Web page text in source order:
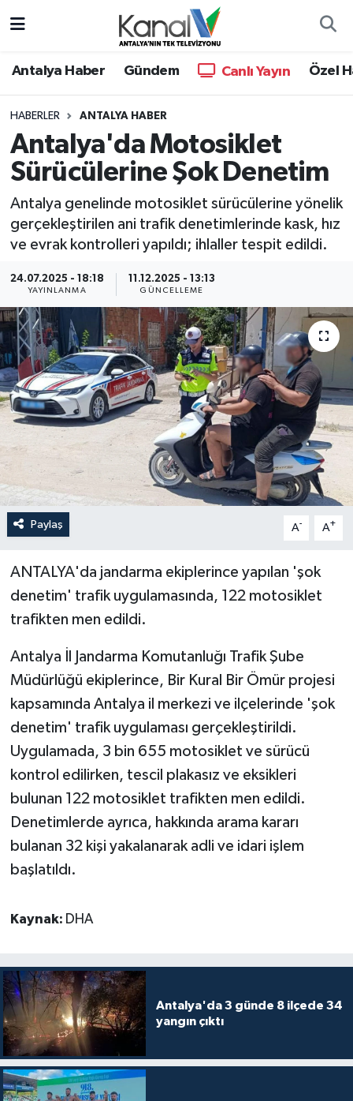
Antalya Haber Gündem Canlı Yayın Özel
HABERLER ANTALYA HABER
Antalya'da Motosiklet
Sürücülerine Şok Denetim
Antalya genelinde motosiklet sürücülerine yönelik
gerçekleştirilen ani trafik denetimlerinde kask, hız
ve evrak kontrolleri yapıldı; ihlaller tespit edildi.
24.07.2025 - 18:18
YAYINLANMA
11.12.2025 - 13:13
GÜNCELLEME
Paylaş A- A+
ANTALYA'da jandarma ekiplerince yapılan 'şok
denetim' trafik uygulamasında, 122 motosiklet
trafikten men edildi.
Antalya İl Jandarma Komutanluğı Trafik Şube
Müdürlüğü ekiplerince, Bir Kural Bir Ömür projesi
kapsamında Antalya il merkezi ve ilçelerinde 'şok
denetim' trafik uygulaması gerçekleştirildi.
Uygulamada, 3 bin 655 motosiklet ve sürücü
kontrol edilirken, tescil plakasız ve eksikleri
bulunan 122 motosiklet trafikten men edildi.
Denetimlerde ayrıca, hakkında arama kararı
bulanan 32 kişi yakalanarak adli ve idari işlem
başlatıldı.
Kaynak: DHA
Antalya'da 3 günde 8 ilçede 34
yangın çıktı
Antalya Haber
Dünya
Eğitim
Ekonomi
Haber Kuşakları
Haberler
KANALV Spor
Kültür Sanat
Magazin
Siyaset
Sosyal medya
Spor
Teknoloji
Televizyon
Turizm
Yaşam
Hava Durumu
Trafik Durumu
Süper Lig Puan Durumu ve Fikstür
Tüm Manşetler